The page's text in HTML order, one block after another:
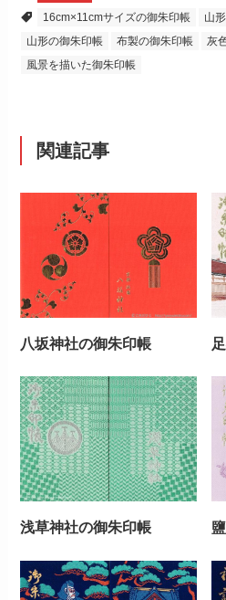
16cm×11cmサイズの御朱印帳
山
山形の御朱印帳
布製の御朱印帳
灰
風景を描いた御朱印帳
関連記事
八坂神社の御朱印帳
浅草神社の御朱印帳